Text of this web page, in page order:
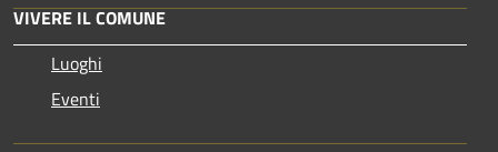
VIVERE IL COMUNE
Luoghi
Eventi